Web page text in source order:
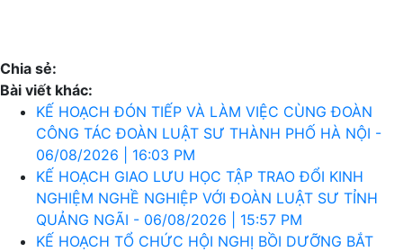
Chia sẻ:
Bài viết khác:
KẾ HOẠCH ĐÓN TIẾP VÀ LÀM VIỆC CÙNG ĐOÀN
CÔNG TÁC ĐOÀN LUẬT SƯ THÀNH PHỐ HÀ NỘI -
06/08/2026 | 16:03 PM
KẾ HOẠCH GIAO LƯU HỌC TẬP TRAO ĐỔI KINH
NGHIỆM NGHỀ NGHIỆP VỚI ĐOÀN LUẬT SƯ TỈNH
QUẢNG NGÃI - 06/08/2026 | 15:57 PM
KẾ HOẠCH TỔ CHỨC HỘI NGHỊ BỒI DƯỠNG BẮT